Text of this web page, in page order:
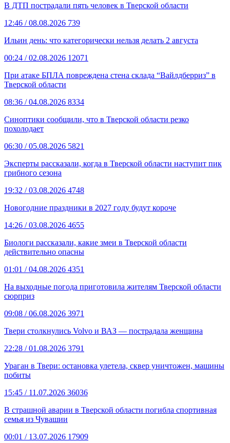
В ДТП пострадали пять человек в Тверской области
12:46 / 08.08.2026 739
Ильин день: что категорически нельзя делать 2 августа
00:24 / 02.08.2026 12071
При атаке БПЛА повреждена стена склада “Вайлдберриз” в
Тверской области
08:36 / 04.08.2026 8334
Синоптики сообщили, что в Тверской области резко
похолодает
06:30 / 05.08.2026 5821
Эксперты рассказали, когда в Тверской области наступит пик
грибного сезона
19:32 / 03.08.2026 4748
Новогодние праздники в 2027 году будут короче
14:26 / 03.08.2026 4655
Биологи рассказали, какие змеи в Тверской области
действительно опасны
01:01 / 04.08.2026 4351
На выходные погода приготовила жителям Тверской области
сюрприз
09:08 / 06.08.2026 3971
Твери столкнулись Volvo и ВАЗ — пострадала женщина
22:28 / 01.08.2026 3791
Ураган в Твери: остановка улетела, сквер уничтожен, машины
побиты
15:45 / 11.07.2026 36036
В страшной аварии в Тверской области погибла спортивная
семья из Чувашии
00:01 / 13.07.2026 17909